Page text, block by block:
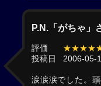
P.N.「がちゃ」
評価
投稿日
2006-05-
涙涙涙でした。